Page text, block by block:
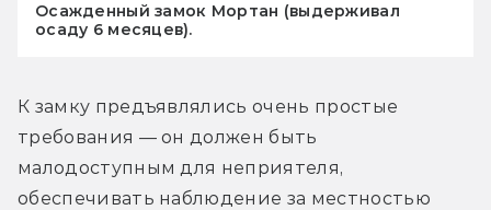
Осажденный замок Мортан (выдерживал
осаду 6 месяцев).
К замку предъявлялись очень простые
требования — он должен быть
малодоступным для неприятеля,
обеспечивать наблюдение за местностью